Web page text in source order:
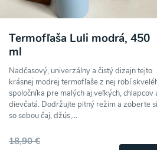
Termofľaša Luli modrá, 450
ml
Nadčasový, univerzálny a čistý dizajn tejto
krásnej modrej termofľaše z nej robí
spoločníka pre malých aj veľkých, chlapcov
dievčatá. Dodržujte pitný režim a zoberte si
so sebou čaj, džús,...
18,90 €